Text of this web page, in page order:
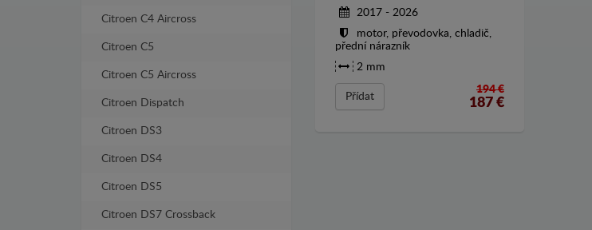
Citroen C4 Aircross
Citroen C5
Citroen C5 Aircross
Citroen Dispatch
Citroen DS3
Citroen DS4
Citroen DS5
Citroen DS7 Crossback
2017 - 2026
motor, převodovka, chladič,
přední nárazník
2 mm
Přídat
194 €
187€